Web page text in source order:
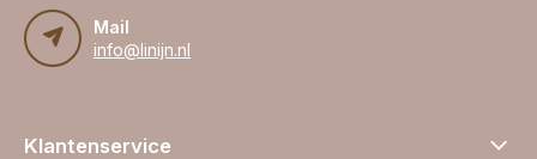
Mail
info@linijn.nl
Klantenservice